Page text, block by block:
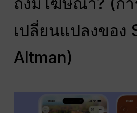
เปลี่ยนแปลงของ
Altman)